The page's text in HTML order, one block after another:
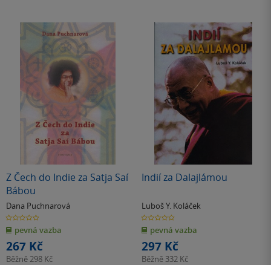
Z Čech do Indie za Satja Saí
Bábou
Dana Puchnarová
0.0
z
5
hvězdiček
pevná vazba
267 Kč
Běžně298 Kč
Indií za Dalajlámou
Luboš Y. Koláček
0.0
z
5
hvězdiček
pevná vazba
297 Kč
Běžně 332 Kč